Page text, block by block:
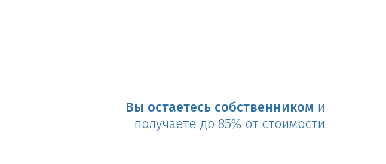
Вы остаетесь собственником и
получаете до 85% от стоимости